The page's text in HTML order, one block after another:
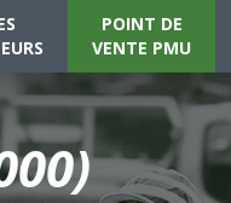
POINT DE
VENTE PMU